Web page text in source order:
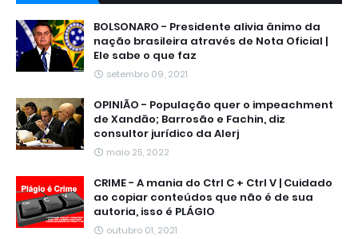
BOLSONARO - Presidente alivia ânimo da
nação brasileira através de Nota Oficial |
Ele sabe o que faz
setembro 09, 2021
OPINIÃO - População quer o impeachment
de Xandāo; Barrosão e Fachin, diz
consultor jurídico da Alerj
maio 25, 2022
CRIME - A mania do Ctrl C + Ctrl V | Cuidado
ao copiar conteúdos que não é de sua
autoria, isso é PLÁGIO
outubro 01, 2021